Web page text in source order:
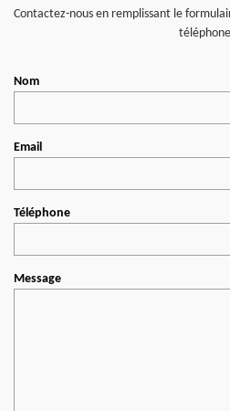
Contactez-nous en remplissant le
téléphone
Nom
Email
Téléphone
Message